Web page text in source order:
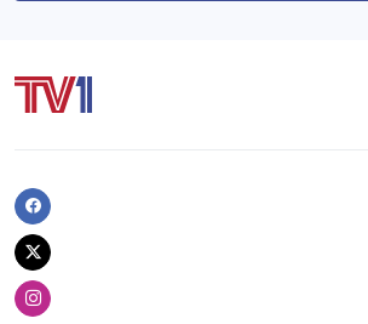
Facebook
Twitter
Instagram